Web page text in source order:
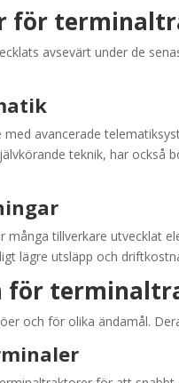
för
avsevärt under de
avancerade
teknik, har också
tillverkare utvecklat
lägre utsläpp och
för
och för olika ändamål.